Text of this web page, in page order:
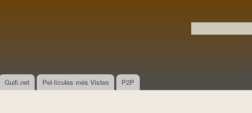
Formulari de cerca
Guifi.net Pel·lícules més Vistes P2P